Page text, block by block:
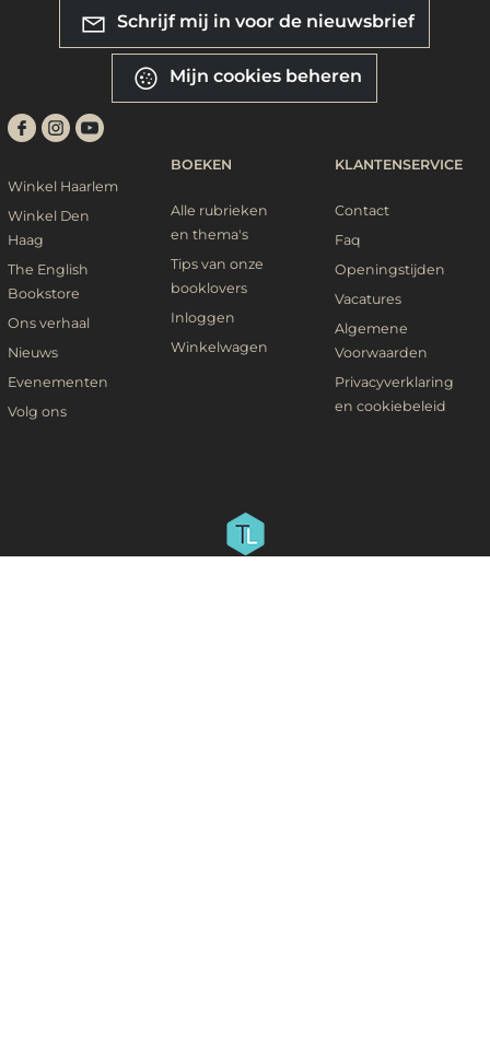
Schrijf mij in voor de nieuwsbrief
Mijn cookies beheren
Winkel Haarlem
Winkel Den
Haag
The English
Bookstore
Ons verhaal
Nieuws
Evenementen
Volg ons
BOEKEN
Alle rubrieken
en thema's
Tips van onze
booklovers
Inloggen
Winkelwagen
KLANTENSERVICE
Contact
Faq
Openingstijden
Vacatures
Algemene
Voorwaarden
Privacyverklaring
en cookiebeleid